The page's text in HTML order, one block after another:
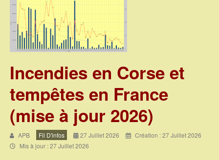
Incendies en Corse et
tempêtes en France
(mise à jour 2026)
APB Fil D'infos 27 Juillet 2026
Création : 27 Juillet 2026
Mis à jour : 27 Juillet 2026